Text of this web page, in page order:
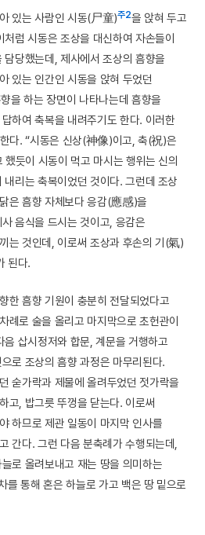
있는 사람인 시동(尸童)주2을 앉혀 두고
럼 시동은 조상을 대신하여 자손들이
당했는데, 제사에서 조상의 흠향을
있는 인간인 시동을 앉혀 두었던
향을 하는 장면이 나타나는데 흠향을
하여 축복을 내려주기도 한다. 이러한
다. “시동은 신상(神像)이고, 축(祝)은
듯이 시동이 먹고 마시는 행위는 신의
리는 축복이었던 것이다. 그런데 조상
은 흠향 자체보다 응감(應感)을
음식을 드시는 것이고, 응감은
는 것인데, 이로써 조상과 후손의 기(氣)
된다.
한 흠향 기원이 충분히 전달되었다고
례로 술을 올리고 마지막으로 초헌관이
삽시정저와 합문, 계문을 거행하고
로 조상의 흠향 과정은 마무리된다.
숟가락과 제물에 올려두었던 젓가락을
고, 밥그릇 뚜껑을 닫는다. 이로써
하므로 제관 일동이 마지막 인사를
간다. 그런 다음 분축례가 수행되는데,
로 올려보내고 재는 땅을 의미하는
를 통해 혼은 하늘로 가고 백은 땅 밑으로